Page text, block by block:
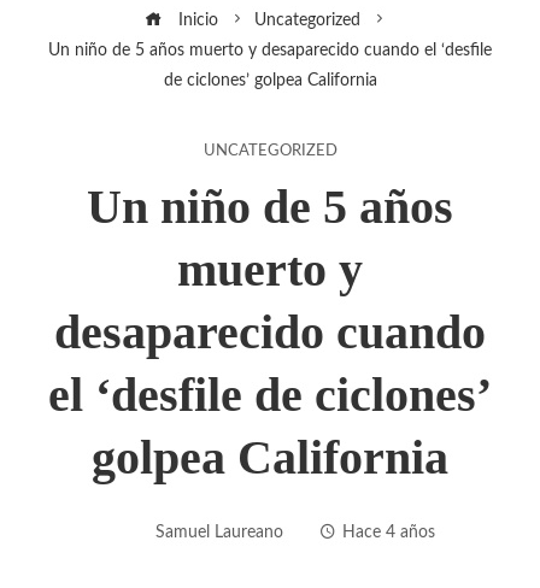
Inicio
Uncategorized
Un niño de 5 años muerto y desaparecido cuando el ‘desfile
de ciclones’ golpea California
UNCATEGORIZED
Un niño de 5 años
muerto y
desaparecido cuando
el ‘desfile de ciclones’
golpea California
Samuel Laureano Hace 4 años